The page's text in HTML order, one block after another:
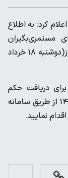
کرد: به اطلاع
مستمری‌بگیران
بازمانده به دلیل بروز اختلال تا پایان وقت امروز(دوشنبه ۱۸ خرداد
دریافت حکم
حقوق سال جدید، از روز سه شنبه ۱۹ خرداد ۱۴۰۵ از طریق سامانه
نمایید.